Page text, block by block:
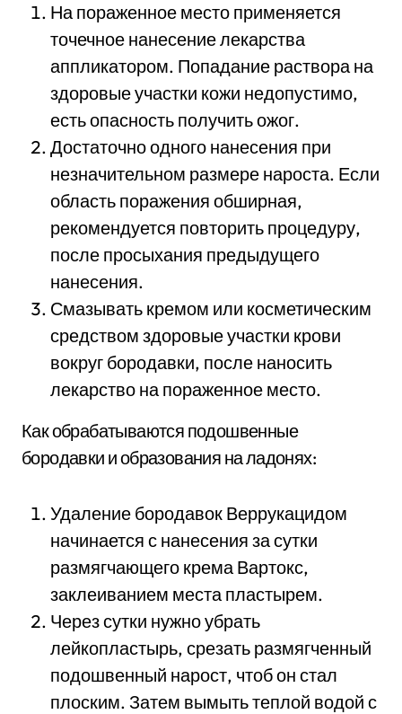
На пораженное место применяется
точечное нанесение лекарства
аппликатором. Попадание раствора на
здоровые участки кожи недопустимо,
есть опасность получить ожог.
Достаточно одного нанесения при
незначительном размере нароста. Если
область поражения обширная,
рекомендуется повторить процедуру,
после просыхания предыдущего
нанесения.
Смазывать кремом или косметическим
средством здоровые участки крови
вокруг бородавки, после наносить
лекарство на пораженное место.
Как обрабатываются подошвенные
бородавки и образования на ладонях:
Удаление бородавок Веррукацидом
начинается с нанесения за сутки
размягчающего крема Вартокс,
заклеиванием места пластырем.
Через сутки нужно убрать
лейкопластырь, срезать размягченный
подошвенный нарост, чтоб он стал
плоским. Затем вымыть теплой водой с